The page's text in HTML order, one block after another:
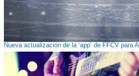
Nueva actualización de la ‘app’ de FFCV para